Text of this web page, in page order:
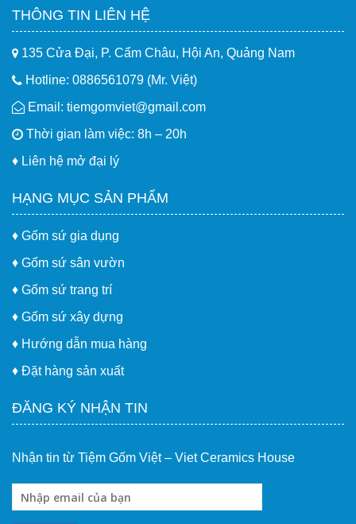
THÔNG TIN LIÊN HỆ
135 Cửa Đại, P. Cẩm Châu, Hội An, Quảng Nam
Hotline: 0886561079 (Mr. Việt)
Email: tiemgomviet@gmail.com
Thời gian làm việc: 8h – 20h
♦ Liên hệ mở đại lý
HẠNG MỤC SẢN PHẨM
♦ Gốm sứ gia dụng
♦ Gốm sứ sân vườn
♦ Gốm sứ trang trí
♦ Gốm sứ xây dựng
♦ Hướng dẫn mua hàng
♦ Đặt hàng sản xuất
ĐĂNG KÝ NHẬN TIN
Nhận tin từ Tiệm Gốm Việt – Viet Ceramics House